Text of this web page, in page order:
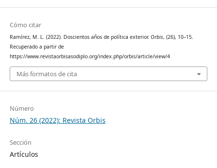
Cómo citar
Ramírez, M. L. (2022). Doscientos años de política exterior. Orbis, (26), 10–15.
Recuperado a partir de
https://www.revistaorbisasodiplo.org/index.php/orbis/article/view/4
Más formatos de cita
Número
Núm. 26 (2022): Revista Orbis
Sección
Artículos